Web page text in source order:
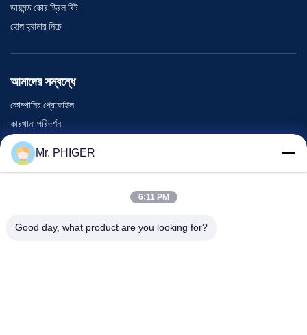
ডায়মন্ড কোর ড্রিল বিট
হোল হ্যামার নিচে
আমাদের সম্বন্ধে
কোম্পানির প্রোফাইল
কারখানা পরিদর্শন
গুণমান নিয়ন্ত্রণ
সাইট ম্যাপ
ঘটনা
Mr. PHIGER
6:11 PM
Good day, what product are you looking for?